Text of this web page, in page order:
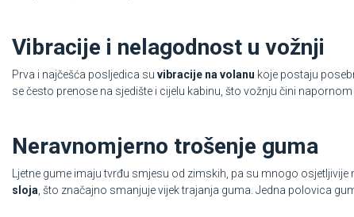
Vibracije i nelagodnost u vožnji
Prva i najčešća posljedica su vibracije na volanu koje postaju
se često prenose na sjedište i cijelu kabinu, što vožnju čini
Neravnomjerno trošenje guma
Ljetne gume imaju tvrđu smjesu od zimskih, pa su mnogo
sloja, što značajno smanjuje vijek trajanja guma. Jedna polovica